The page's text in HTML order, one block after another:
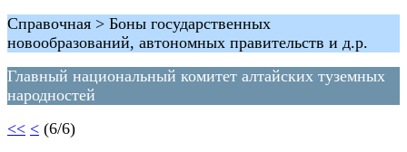
Справочная > Боны государственных
новообразований, автономных правительств и д.р.
Главный национальный комитет алтайских туземных
народностей
<< < (6/6)